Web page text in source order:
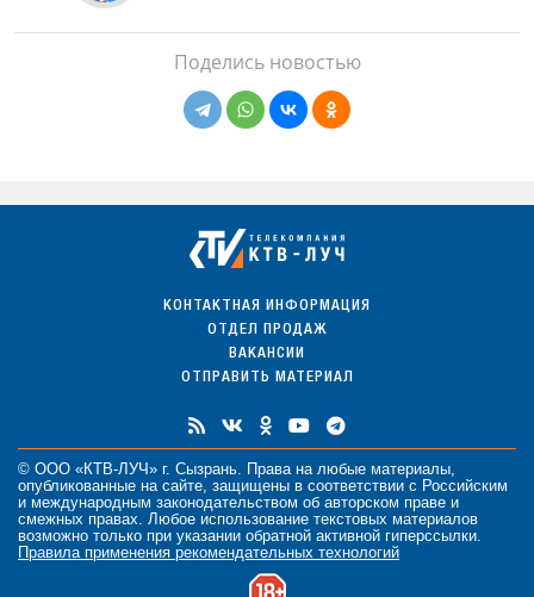
Поделись новостью
КОНТАКТНАЯ ИНФОРМАЦИЯ
ОТДЕЛ ПРОДАЖ
ВАКАНСИИ
ОТПРАВИТЬ МАТЕРИАЛ
© ООО «КТВ-ЛУЧ» г. Сызрань. Права на любые материалы
опубликованные на сайте, защищены в соответствии с Российским
и международным законодательством об авторском праве и
смежных правах. Любое использование текстовых материалов
возможно только при указании обратной активной гиперссылки.
Правила применения рекомендательных технологий